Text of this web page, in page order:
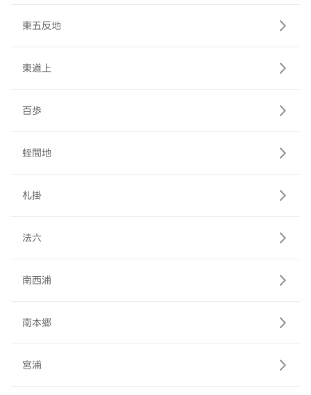
東五反地
東道上
百歩
蛭間地
札掛
法六
南西浦
南本郷
宮浦